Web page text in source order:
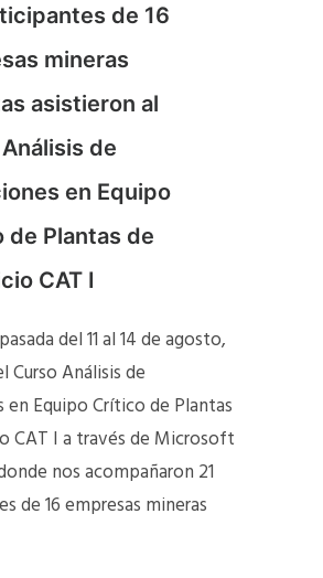
de 16
mineras
asistieron al
de
en Equipo
de Plantas de
CAT I
del 11 al 14 de agosto,
Curso Análisis de
en Equipo Crítico de Plantas
CAT I a través de Microsoft
nos acompañaron 21
de 16 empresas mineras